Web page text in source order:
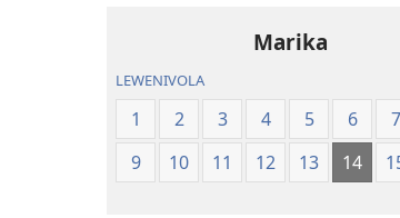
Marika
LEWENIVOLA
1 2 3 4 5 6 7
9
10 11 12 13 14